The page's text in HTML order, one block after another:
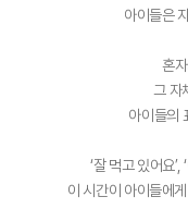
아이들은
혼
그 자
아이들의
‘잘 먹고 있어요
이 시간이 아이들에